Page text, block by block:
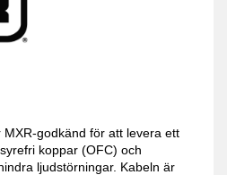
godkänd för att levera ett
koppar (OFC) och
ljudstörningar. Kabeln är